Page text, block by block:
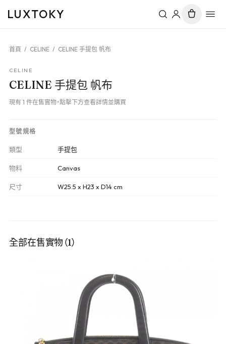
LUXTOKY
首頁 / CELINE / CELINE 手提包 帆布
CELINE
CELINE 手提包 帆布
現有 1 件在售實物，點擊下方查看詳情並購買
型號規格
類型 手提包
物料 Canvas
尺寸 W25.5 x H23 x D14 cm
全部在售實物（1）